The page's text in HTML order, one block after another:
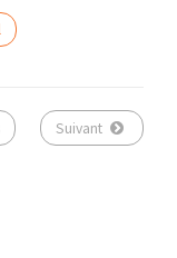
Suivant